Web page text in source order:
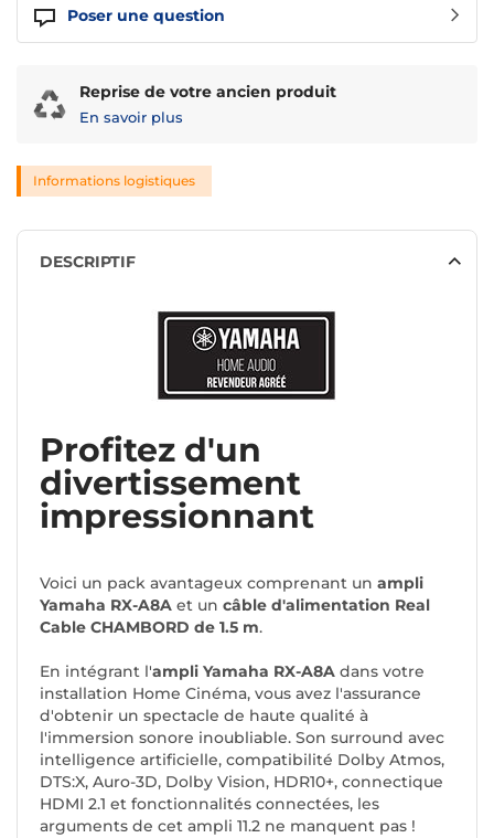
Poser une question
Reprise de votre ancien produit
En savoir plus
Informations logistiques
DESCRIPTIF
Profitez d'un
divertissement
impressionnant
Voici un pack avantageux comprenant un ampli
Yamaha RX-A8A et un câble d'alimentation Real
Cable CHAMBORD de 1.5 m.
En intégrant l'ampli Yamaha RX-A8A dans votre
installation Home Cinéma, vous avez l'assurance
d'obtenir un spectacle de haute qualité à
l'immersion sonore inoubliable. Son surround avec
intelligence artificielle, compatibilité Dolby Atmos,
DTS:X, Auro-3D, Dolby Vision, HDR10+, connectique
HDMI 2.1 et fonctionnalités connectées, les
arguments de cet ampli 11.2 ne manquent pas !